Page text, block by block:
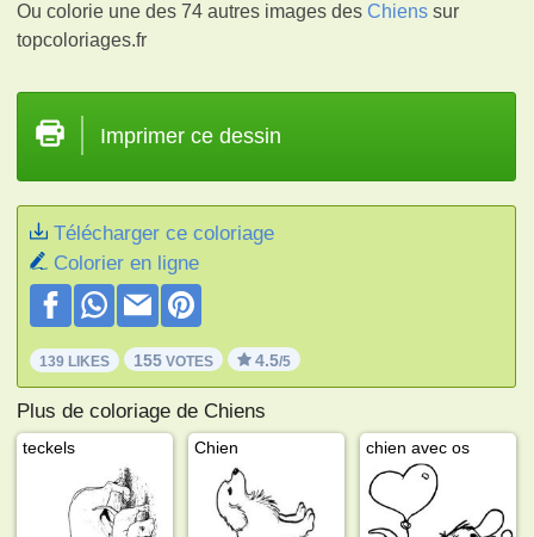
Ou colorie une des 74 autres images desChiens sur
topcoloriages.fr
Imprimer ce dessin
Télécharger ce coloriage
Colorier en ligne
139 LIKES 155 VOTES 4.5/5
Plus de coloriage de Chiens
teckels Chien chien avec os